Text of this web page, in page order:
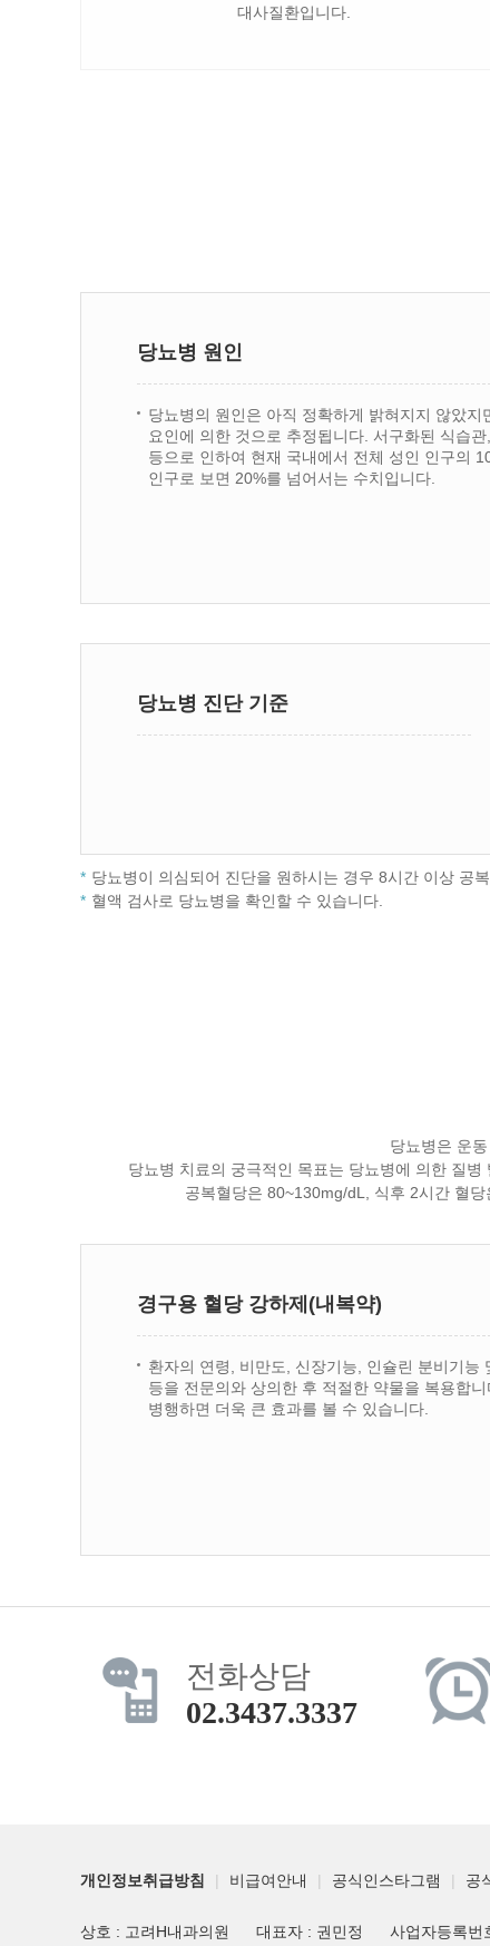
대사질환입니다.
당뇨병 원인
당뇨병의 원인은 아직 정확하게 밝혀지지 않았지
요인에 의한 것으로 추정됩니다. 서구화된 식습
등으로 인하여 현재 국내에서 전체 성인 인구의
인구로 보면 20%를 넘어서는 수치입니다.
당뇨병 진단 기준
당뇨병이 의심되어 진단을 원하시는 경우 8시간 이상 공
혈액 검사로 당뇨병을 확인할 수 있습니다.
당뇨병은 운
당뇨병 치료의 궁극적인 목표는 당뇨병에 의한 질
공복혈당은 80~130mg/dL, 식후 2시간 혈
경구용 혈당 강하제(내복약)
환자의 연령, 비만도, 신장기능, 인슐린 분비기능
등을 전문의와 상의한 후 적절한 약물을 복용합
병행하면 더욱 큰 효과를 볼 수 있습니다.
전화상담
02.3437.3337
개인정보취급방침 | 비급여안내 | 공식인스타그램 | 공
상호 : 고려H내과의원 대표자 : 권민정 사업자등록번